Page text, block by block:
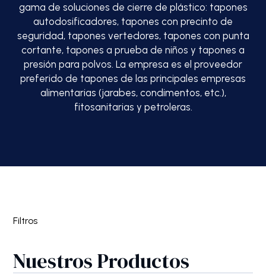
gama de soluciones de cierre de plástico: tapones
autodosificadores, tapones con precinto de
seguridad, tapones vertedores, tapones con punta
cortante, tapones a prueba de niños y tapones a
presión para polvos. La empresa es el proveedor
preferido de tapones de las principales empresas
alimentarias (jarabes, condimentos, etc.),
fitosanitarias y petroleras.
Filtros
Nuestros Productos